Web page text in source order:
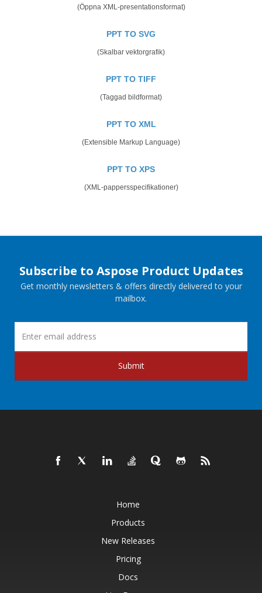
(Öppna XML-presentationsformat)
PPT TO SVG
(Skalbar vektorgrafik)
PPT TO TIFF
(Taggad bildformat)
PPT TO XML
(Extensible Markup Language)
PPT TO XPS
(XML-pappersspecifikationer)
Subscribe to Aspose Product Updates
Get monthly newsletters & offers directly delivered to your
mailbox.
Submit
Home
Products
New Releases
Pricing
Docs